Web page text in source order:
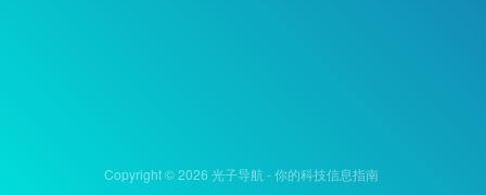
Copyright © 2026 光子导航 - 你的科技信息指南